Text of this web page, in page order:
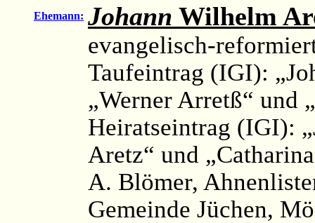
Ehemann: Johann Wilhelm
evangelisch-
Taufeintrag (IGI):
„Werner Arretß“ und
Heiratseintrag (IGI):
Aretz“ und
A. Blömer,
Gemeinde Jüchen,